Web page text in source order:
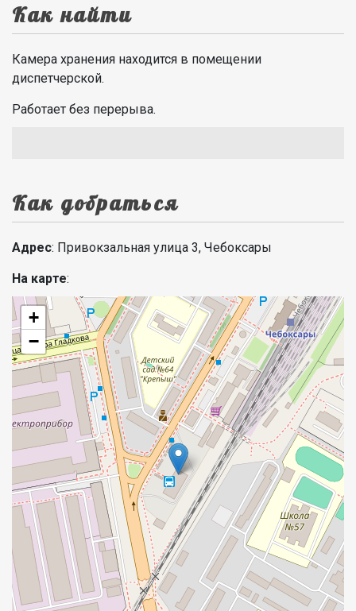
Как найти
Камера хранения находится в помещении
диспетчерской.
Работает без перерыва.
Как добраться
Адрес: Привокзальная улица 3, Чебоксары
На карте:
+
−